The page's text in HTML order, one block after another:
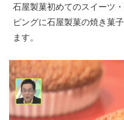
石屋製菓初めてのスイーツ
ピングに石屋製菓の焼き菓
ます。